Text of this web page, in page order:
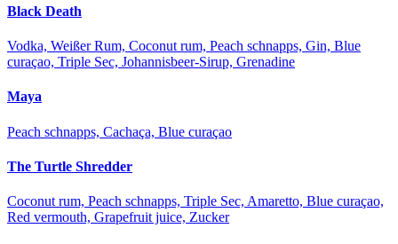
Black Death
Vodka, Weißer Rum, Coconut rum, Peach schnapps, Gin, Blue
curaçao, Triple Sec, Johannisbeer-Sirup, Grenadine
Maya
Peach schnapps, Cachaça, Blue curaçao
The Turtle Shredder
Coconut rum, Peach schnapps, Triple Sec, Amaretto, Blue curaçao,
Red vermouth, Grapefruit juice, Zucker